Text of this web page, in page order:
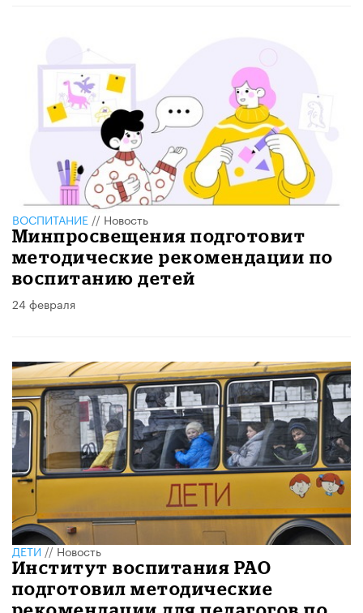
ВОСПИТАНИЕ // Новость
Минпросвещения подготовит
методические рекомендации по
воспитанию детей
24 февраля
ДЕТИ//Новость
Институт воспитания РАО
подготовил методические